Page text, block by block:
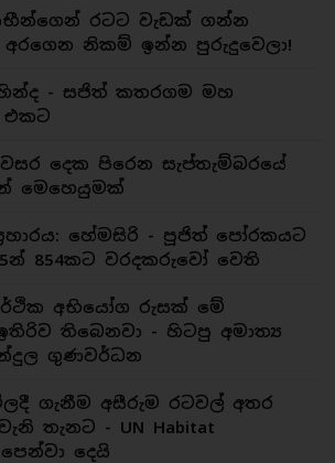
රටට වැඩක් ගන්න
අරගෙන නිකම් ඉන්න පුරුදුවෙලා!
- සජිත් කතරගම මහ
එකට
දෙක පිරෙන සැප්තැම්බරයේ
මෙහෙයුමක්
හේමසිරි - පූජිත් පෝරකයට
854කට වරදකරුවෝ වෙති
අභියෝග රුසක් මේ
තිබෙනවා - හිටපු අමාත්‍ය
ගුණවර්ධන
ගැනීම අසීරුම රටවල් අතර
තැනට - UN Habitat
දෙයි